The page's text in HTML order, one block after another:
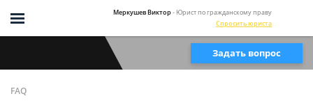
Меркушев Виктор- Юрист по гражданскому праву
Спросить юриста
Задать вопрос
FAQ